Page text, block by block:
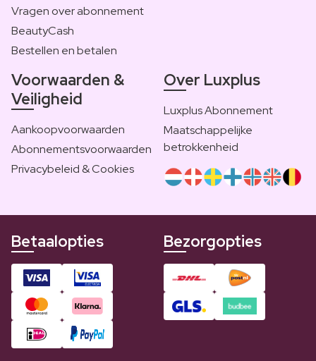
Vragen over abonnement
BeautyCash
Bestellen en betalen
Voorwaarden &
Veiligheid
Aankoopvoorwaarden
Abonnementsvoorwaarden
Privacybeleid & Cookies
Over Luxplus
Luxplus Abonnement
Maatschappelijke
betrokkenheid
Betaalopties Bezorgopties